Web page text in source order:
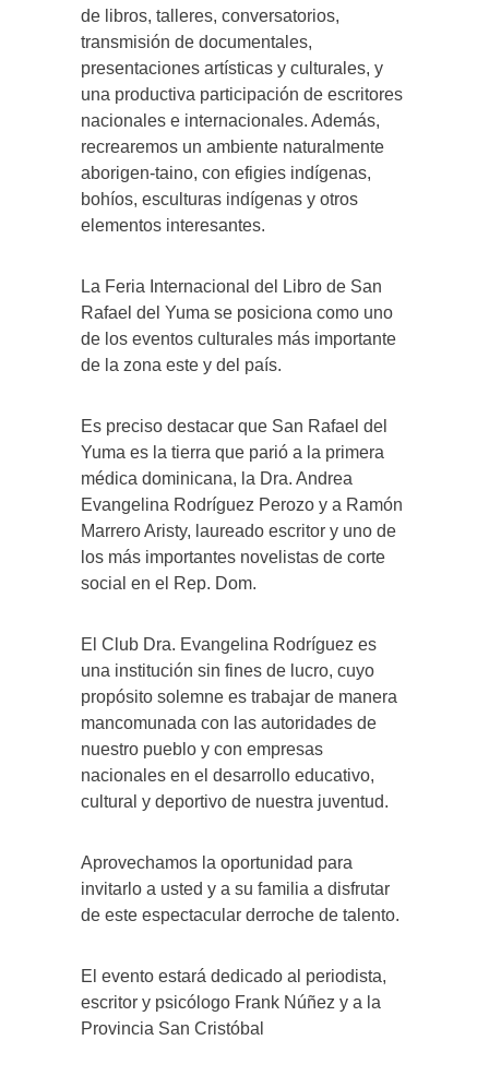
de libros, talleres, conversatorios,
transmisión de documentales,
presentaciones artísticas y culturales, y
una productiva participación de escritores
nacionales e internacionales. Además,
recrearemos un ambiente naturalmente
aborigen-taino, con efigies indígenas,
bohíos, esculturas indígenas y otros
elementos interesantes.
La Feria Internacional del Libro de San
Rafael del Yuma se posiciona como uno
de los eventos culturales más importante
de la zona este y del país.
Es preciso destacar que San Rafael del
Yuma es la tierra que parió a la primera
médica dominicana, la Dra. Andrea
Evangelina Rodríguez Perozo y a Ramón
Marrero Aristy, laureado escritor y uno de
los más importantes novelistas de corte
social en el Rep. Dom.
El Club Dra. Evangelina Rodríguez es
una institución sin fines de lucro, cuyo
propósito solemne es trabajar de manera
mancomunada con las autoridades de
nuestro pueblo y con empresas
nacionales en el desarrollo educativo,
cultural y deportivo de nuestra juventud.
Aprovechamos la oportunidad para
invitarlo a usted y a su familia a disfrutar
de este espectacular derroche de talento.
El evento estará dedicado al periodista,
escritor y psicólogo Frank Núñez y a la
Provincia San Cristóbal